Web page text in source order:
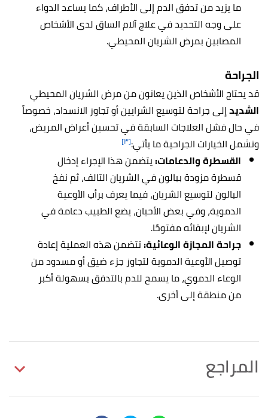
ما يزيد من تدفق الدم إلى الأطراف، كما يساعد الدواء
على وجه التحديد في علاج آلام الساق لدى الأشخاص
المصابين بمرض الشريان المحيطي.
الجراحة
قد يحتاج الأشخاص الذين يعانون من مرض الشريان المحيطي
الشديدإلى جراحة لتوسيع الشرايين أو تجاوز الانسداد، خصوصاً
في حال فشل العلاجات السابقة في تحسين أعراض المريض،
وتشمل الخيارات الجراحية ما يأتي:[٣]
القسطرة والدعامات:يتضمن هذا الإجراء إدخال
قسطرة مزودة ببالون في الشريان التالف، ثم نفخ
البالون لتوسيع الشريان، فيما يعرف برأب الأوعية
الدموية، وفي بعض الأحيان، يضع الطبيب دعامة في
الشريان لإبقائه مفتوحًا.
جراحة المجازة الوعائية:تتضمن هذه العملية إعادة
توصيل الأوعية الدموية لتجاوز جزء ضيق أو مسدود من
الوعاء الدموي، ما يسمح للدم بالتدفق بسهولة أكبر
من منطقة إلى أخرى.
المراجع